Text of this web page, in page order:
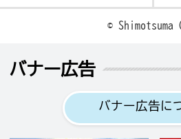
© Shimotsuma
バナー広告
バナー広告に